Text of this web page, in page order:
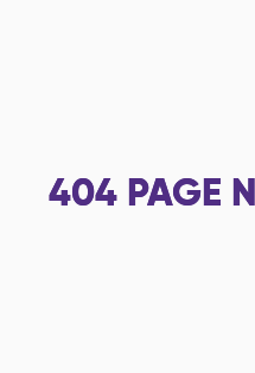
404 PAGE